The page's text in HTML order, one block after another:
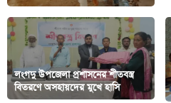
লংগদু উপজেলা প্রশাসনের শীতবস্ত্র
বিতরণে অসহায়দের মুখে হাসি